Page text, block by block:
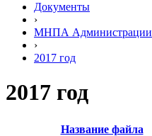
Документы
›
МНПА Администрации
›
2017 год
2017 год
Название файла